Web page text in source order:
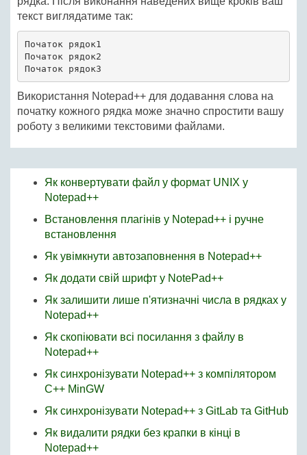
текст виглядатиме так:
Початок рядок1
Початок рядок2
Початок рядок3
Використання Notepad++ для додавання слова на
початку кожного рядка може значно спростити вашу
роботу з великими текстовими файлами.
Як конвертувати файл у формат UNIX у
Notepad++
Встановлення плагінів у Notepad++ і ручне
встановлення
Як увімкнути автозаповнення в Notepad++
Як додати свій шрифт у NotePad++
Як залишити лише п'ятизначні числа в рядках у
Notepad++
Як скопіювати всі посилання з файлу в
Notepad++
Як синхронізувати Notepad++ з компілятором
C++ MinGW
Як синхронізувати Notepad++ з GitLab та GitHub
Як видалити рядки без крапки в кінці в
Notepad++